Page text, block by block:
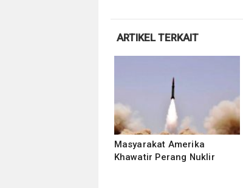
ARTIKEL TERKAIT
Masyarakat Amerika
Khawatir Perang Nuklir